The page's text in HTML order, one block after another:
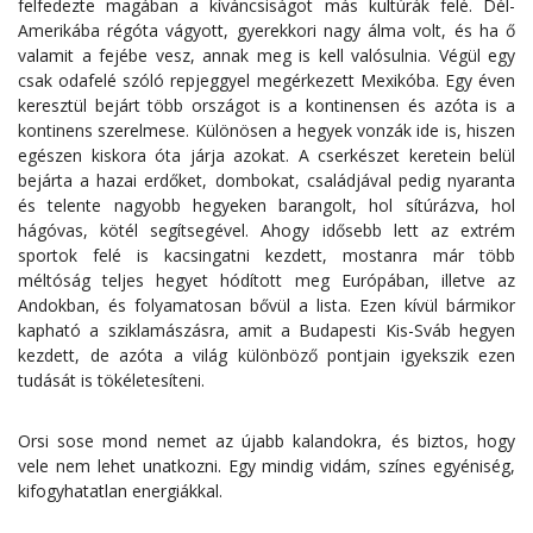
felfedezte magában a kíváncsiságot más kultúrák felé. Dél-
Amerikába régóta vágyott, gyerekkori nagy álma volt, és ha ő
valamit a fejébe vesz, annak meg is kell valósulnia. Végül egy
csak odafelé szóló repjeggyel megérkezett Mexikóba. Egy éven
keresztül bejárt több országot is a kontinensen és azóta is a
kontinens szerelmese. Különösen a hegyek vonzák ide is, hiszen
egészen kiskora óta járja azokat. A cserkészet keretein belül
bejárta a hazai erdőket, dombokat, családjával pedig nyaranta
és telente nagyobb hegyeken barangolt, hol sítúrázva, hol
hágóvas, kötél segítsegével. Ahogy idősebb lett az extrém
sportok felé is kacsingatni kezdett, mostanra már több
méltóság teljes hegyet hódított meg Európában, illetve az
Andokban, és folyamatosan bővül a lista. Ezen kívül bármikor
kapható a sziklamászásra, amit a Budapesti Kis-Sváb hegyen
kezdett, de azóta a világ különböző pontjain igyekszik ezen
tudását is tökéletesíteni.
Orsi sose mond nemet az újabb kalandokra, és biztos, hogy
vele nem lehet unatkozni. Egy mindig vidám, színes egyéniség,
kifogyhatatlan energiákkal.